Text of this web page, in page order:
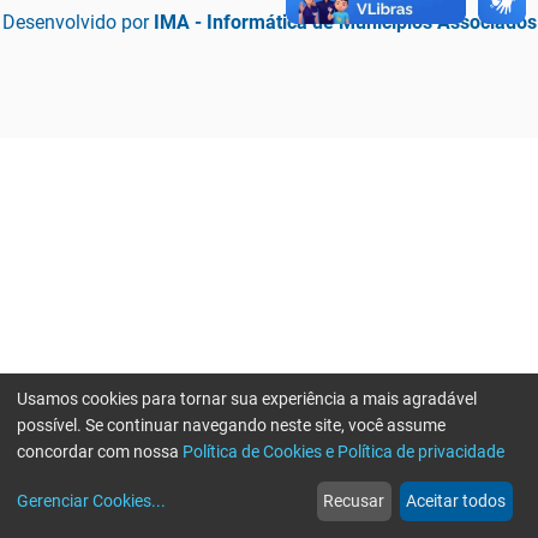
Desenvolvido por IMA - Informática de Municípios Associados
web
Notícias
more_horiz
Mais
Usamos cookies para tornar sua experiência a mais agradável
possível. Se continuar navegando neste site, você assume
concordar com nossa Política de Cookies e Política de privacidade
Gerenciar Cookies... Recusar Aceitar todos
Erro ao enviar informações, por favor tente novamente